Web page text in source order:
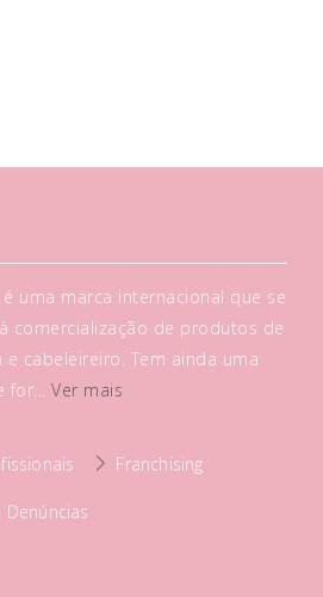
é uma marca internacional que se
comercialização de produtos de
e cabeleireiro. Tem ainda uma
for...Ver mais
Franchising
Denúncias